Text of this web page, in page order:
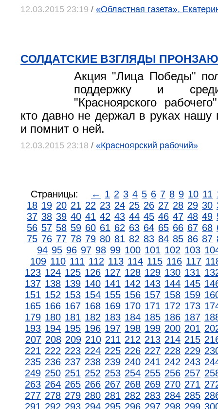
12.03.2015 23:19 / «Областная газета»,
СОЛДАТСКИЕ ВЗГЛЯДЫ
Акция "Лица Победы"
поддержку и
"Красноярского
кто давно не держал в руках нашу
и помнит о ней.
12.03.2015 23:18 / «Красноярский рабочий»
Страницы: ← 1 2 3 4 5 6 7 8 9 10 11
18 19 20 21 22 23 24 25 26 27 28 29 30
37 38 39 40 41 42 43 44 45 46 47 48 49
56 57 58 59 60 61 62 63 64 65 66 67 68
75 76 77 78 79 80 81 82 83 84 85 86 87
94 95 96 97 98 99 100 101 102 103
109 110 111 112 113 114 115 116 117
123 124 125 126 127 128 129 130 131
137 138 139 140 141 142 143 144 145
151 152 153 154 155 156 157 158 159
165 166 167 168 169 170 171 172 173
179 180 181 182 183 184 185 186 187
193 194 195 196 197 198 199 200 201
207 208 209 210 211 212 213 214 215
221 222 223 224 225 226 227 228 229
235 236 237 238 239 240 241 242 243
249 250 251 252 253 254 255 256 257
263 264 265 266 267 268 269 270 271
277 278 279 280 281 282 283 284 285
291 292 293 294 295 296 297 298 299